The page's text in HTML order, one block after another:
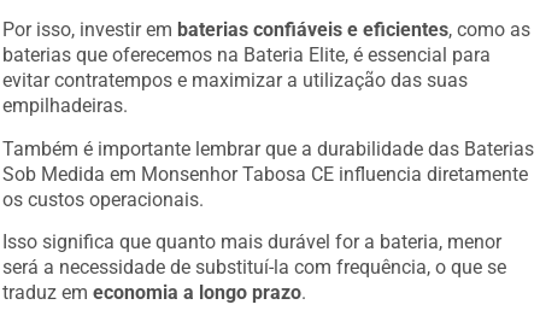
Por isso, investir em baterias confiáveis e eficientes, como as
baterias que oferecemos na Bateria Elite, é essencial para
evitar contratempos e maximizar a utilização das suas
empilhadeiras.
Também é importante lembrar que a durabilidade das Baterias
Sob Medida em Monsenhor Tabosa CE influencia diretamente
os custos operacionais.
Isso significa que quanto mais durável for a bateria, menor
será a necessidade de substituí-la com frequência, o que se
traduz emeconomia a longo prazo.